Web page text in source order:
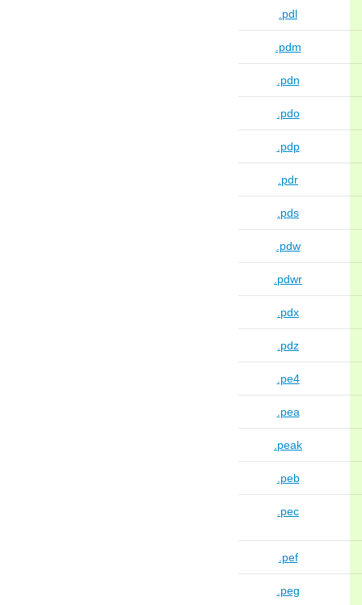
.pdl
.pdm
.pdn
.pdo
.pdp
.pdr
.pds
.pdw
.pdwr
.pdx
.pdz
.pe4
.pea
.peak
.peb
.pec
.pef
.peg